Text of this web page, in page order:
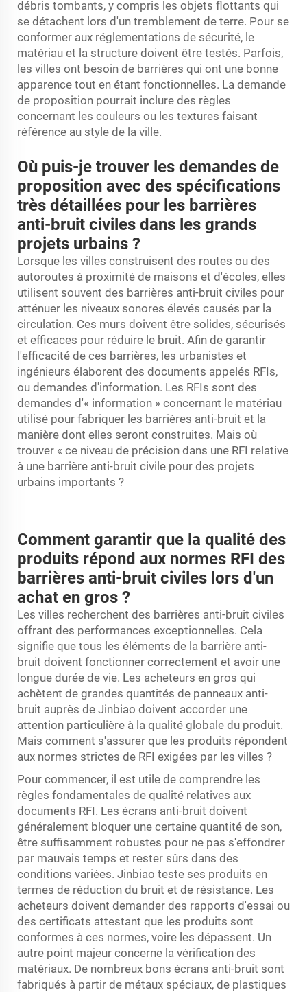
débris tombants, y compris les objets flottants qui
se détachent lors d'un tremblement de terre. Pour se
conformer aux réglementations de sécurité, le
matériau et la structure doivent être testés. Parfois,
les villes ont besoin de barrières qui ont une bonne
apparence tout en étant fonctionnelles. La demande
de proposition pourrait inclure des règles
concernant les couleurs ou les textures faisant
référence au style de la ville.
Où puis-je trouver les demandes de
proposition avec des spécifications
très détaillées pour les barrières
anti-bruit civiles dans les grands
projets urbains ?
Lorsque les villes construisent des routes ou des
autoroutes à proximité de maisons et d'écoles, elles
utilisent souvent des barrières anti-bruit civiles pour
atténuer les niveaux sonores élevés causés par la
circulation. Ces murs doivent être solides, sécurisés
et efficaces pour réduire le bruit. Afin de garantir
l'efficacité de ces barrières, les urbanistes et
ingénieurs élaborent des documents appelés RFIs,
ou demandes d'information. Les RFIs sont des
demandes d'« information » concernant le matériau
utilisé pour fabriquer les barrières anti-bruit et la
manière dont elles seront construites. Mais où
trouver « ce niveau de précision dans une RFI relative
à une barrière anti-bruit civile pour des projets
urbains importants ?
Comment garantir que la qualité des
produits répond aux normes RFI des
barrières anti-bruit civiles lors d'un
achat en gros ?
Les villes recherchent des barrières anti-bruit civiles
offrant des performances exceptionnelles. Cela
signifie que tous les éléments de la barrière anti-
bruit doivent fonctionner correctement et avoir une
longue durée de vie. Les acheteurs en gros qui
achètent de grandes quantités de panneaux anti-
bruit auprès de Jinbiao doivent accorder une
attention particulière à la qualité globale du produit.
Mais comment s'assurer que les produits répondent
aux normes strictes de RFI exigées par les villes ?
Pour commencer, il est utile de comprendre les
règles fondamentales de qualité relatives aux
documents RFI. Les écrans anti-bruit doivent
généralement bloquer une certaine quantité de son,
être suffisamment robustes pour ne pas s'effondrer
par mauvais temps et rester sûrs dans des
conditions variées. Jinbiao teste ses produits en
termes de réduction du bruit et de résistance. Les
acheteurs doivent demander des rapports d'essai ou
des certificats attestant que les produits sont
conformes à ces normes, voire les dépassent. Un
autre point majeur concerne la vérification des
matériaux. De nombreux bons écrans anti-bruit sont
fabriqués à partir de métaux spéciaux, de plastiques